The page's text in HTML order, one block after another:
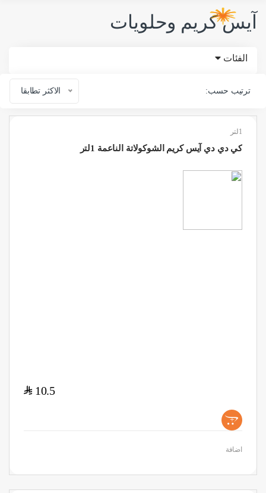
آيس كريم وحلويات
الفئات
ترتيب حسب: الاكثر تطابقا
1لتر
كي دي دي آيس كريم الشوكولاتة الناعمة 1لتر
10.5
$
+
اضافة